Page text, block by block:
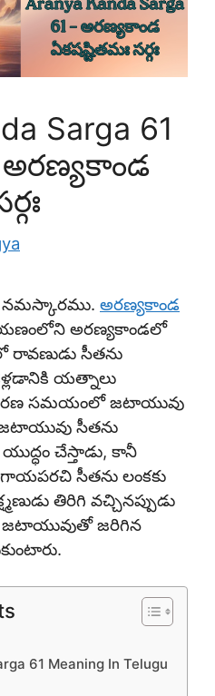
Sarga 61
అరణ్యకాండ
అరణ్యకాండ
అరణ్యకాండలో
రావణుడు సీతను
యత్నాలు
సమయంలో జటాయువు
జటాయువు సీతను
చేస్తాడు, కానీ
సీతను లంకకు
తిరిగి వచ్చినప్పుడు
జరిగిన
61 Meaning In Telugu